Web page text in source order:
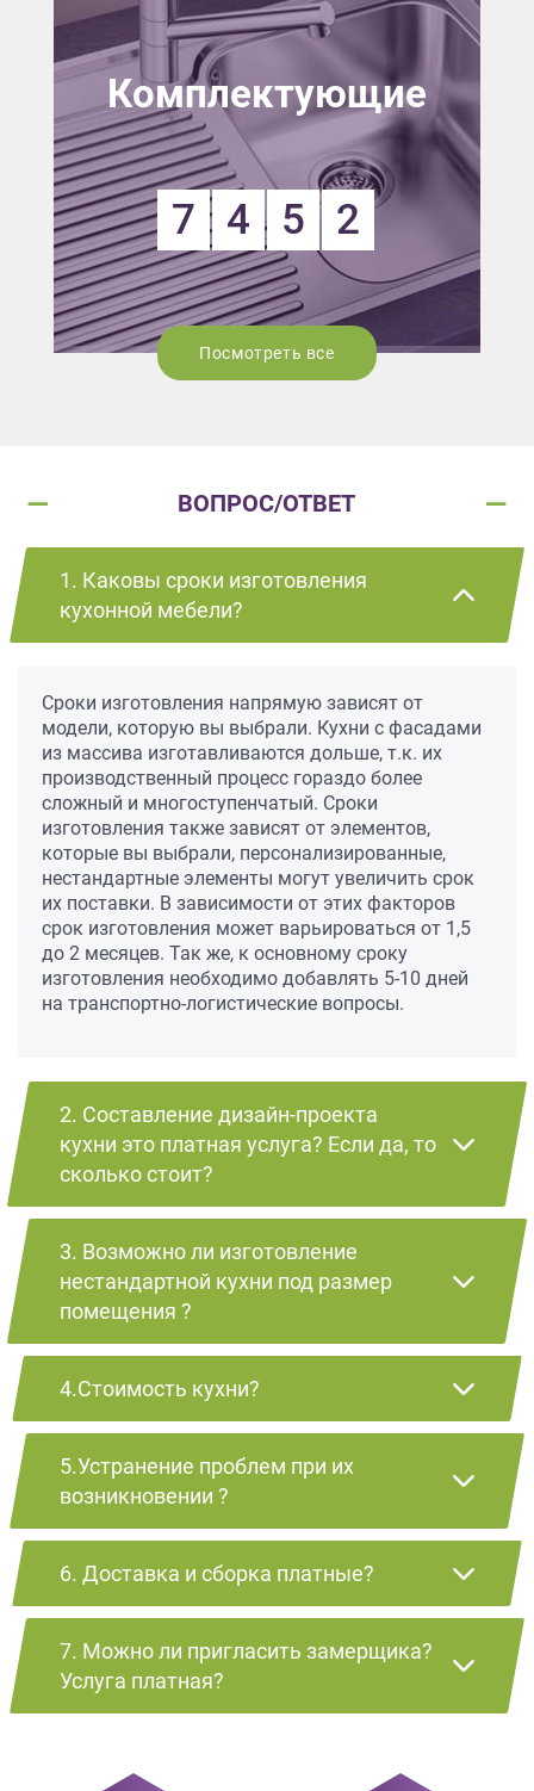
Комплектующие
7 4 5 2
Посмотреть все
ВОПРОС/ОТВЕТ
1. Каковы сроки изготовления
кухонной мебели?
Сроки изготовления напрямую зависят от
модели, которую вы выбрали. Кухни с фасадами
из массива изготавливаются дольше, т.к. их
производственный процесс гораздо более
сложный и многоступенчатый. Сроки
изготовления также зависят от элементов,
которые вы выбрали, персонализированные,
нестандартные элементы могут увеличить срок
их поставки. В зависимости от этих факторов
срок изготовления может варьироваться от 1,5
до 2 месяцев. Так же, к основному сроку
изготовления необходимо добавлять 5-10 дней
на транспортно-логистические вопросы.
2. Составление дизайн-проекта
кухни это платная услуга? Если да, то
сколько стоит?
3. Возможно ли изготовление
нестандартной кухни под размер
помещения ?
4.Стоимость кухни?
5.Устранение проблем при их
возникновении ?
6. Доставка и сборка платные?
7. Можно ли пригласить замерщика?
Услуга платная?